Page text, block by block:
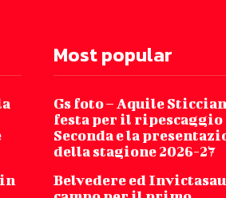
Most popular
Gs foto – Aquile
festa per il
Seconda e la
della stagione 2026-27
Belvedere ed